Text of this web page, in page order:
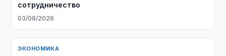
сотрудничество
03/08/2026
ЭКОНОМИКА